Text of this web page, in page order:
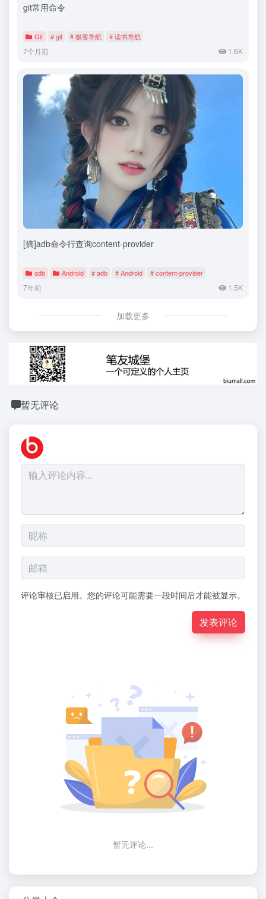
git常用命令
Git # git # 极客导航 # 读书导航
7个月前 1.6K
[摘]adb命令行查询content-provider
adb Android # adb # Android # content-provider
7年前 1.5K
加载更多
暂无评论
评论审核已启用。您的评论可能需要一段时间后才能被显示。
发表评论
暂无评论...